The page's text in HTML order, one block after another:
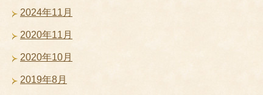
2024年11月
2020年11月
2020年10月
2019年8月